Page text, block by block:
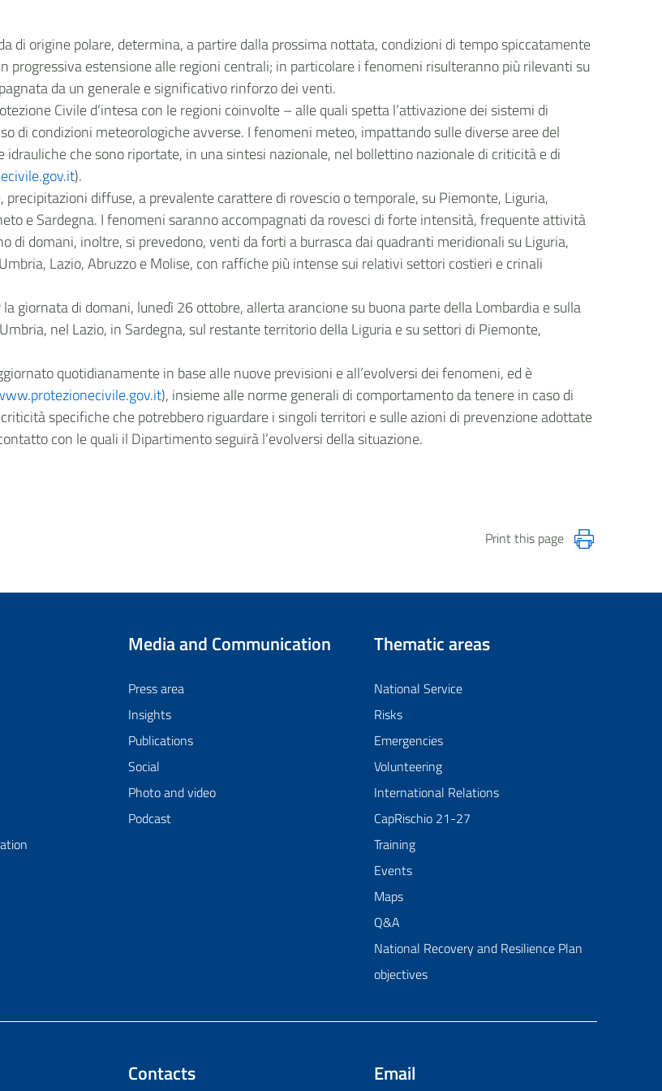
di origine polare, determina, a partire dalla prossima nottata, condizioni di tempo spiccatamente
estensione alle regioni centrali; in particolare i fenomeni risulteranno più rilevanti su
da un generale e significativo rinforzo dei venti.
Civile d’intesa con le regioni coinvolte – alle quali spetta l’attivazione dei sistemi di
di condizioni meteorologiche avverse. I fenomeni meteo, impattando sulle diverse aree del
che sono riportate, in una sintesi nazionale, nel bollettino nazionale di criticità e di
).
diffuse, a prevalente carattere di rovescio o temporale, su Piemonte, Liguria,
e Sardegna. I fenomeni saranno accompagnati da rovesci di forte intensità, frequente attività
domani, inoltre, si prevedono, venti da forti a burrasca dai quadranti meridionali su Liguria,
Lazio, Abruzzo e Molise, con raffiche più intense sui relativi settori costieri e crinali
giornata di domani, lunedì 26 ottobre, allerta arancione su buona parte della Lombardia e sulla
nel Lazio, in Sardegna, sul restante territorio della Liguria e su settori di Piemonte,
quotidianamente in base alle nuove previsioni e all’evolversi dei fenomeni, ed è
), insieme alle norme generali di comportamento da tenere in caso di
specifiche che potrebbero riguardare i singoli territori e sulle azioni di prevenzione adottate
con le quali il Dipartimento seguirà l’evolversi della situazione.
Print this page
Media and Communication
Press area
Insights
Publications
Social
Photo and video
Podcast
Thematic areas
National Service
Risks
Emergencies
Volunteering
International Relations
CapRischio 21-27
Training
Events
Maps
Q&A
National Recovery and Resilience Plan
objectives
Contacts Email